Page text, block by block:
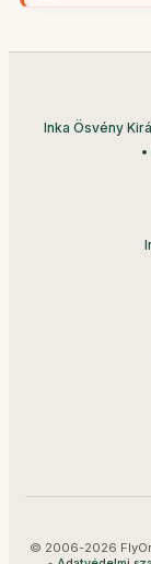
Inka Ösvény
© 2006-2026